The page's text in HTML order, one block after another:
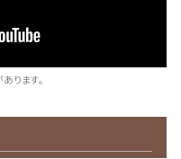
ります。